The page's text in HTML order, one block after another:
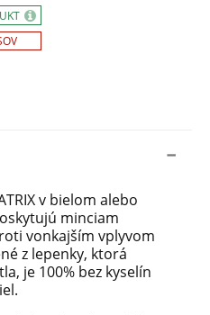
v bielom alebo
minciam
vonkajším vplyvom
z lepenky, ktorá
je 100% bez kyselín